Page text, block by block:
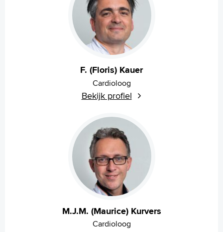
F. (Floris) Kauer
Cardioloog
Bekijk profiel
M.J.M. (Maurice) Kurvers
Cardioloog